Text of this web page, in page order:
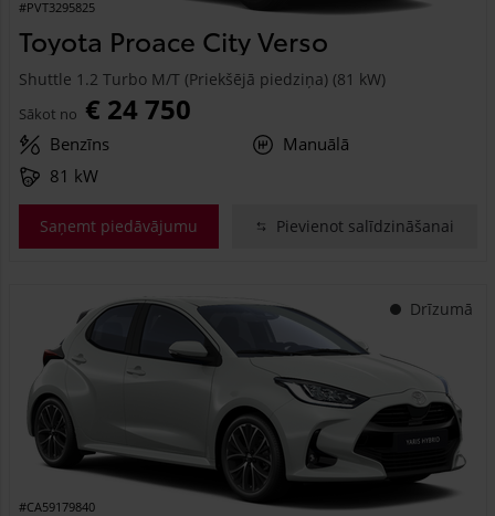
#PVT3295825
Toyota Proace City Verso
Shuttle 1.2 Turbo M/T (Priekšējā piedziņa) (81 kW)
Sākot no € 24 750
Benzīns
Manuālā
81 kW
Saņemt piedāvājumu Pievienot salīdzināšanai
Drīzumā
#CA59179840